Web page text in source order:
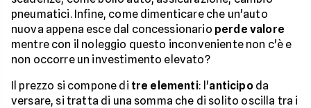
pneumatici. Infine, come dimenticare che un'auto
nuova appena esce dal concessionario perde valore
mentre con il noleggio questo inconveniente non c'è e
non occorre un investimento elevato?
Il prezzo si compone di tre elementi: l'anticipoda
versare, si tratta di una somma che di solito oscilla tra i